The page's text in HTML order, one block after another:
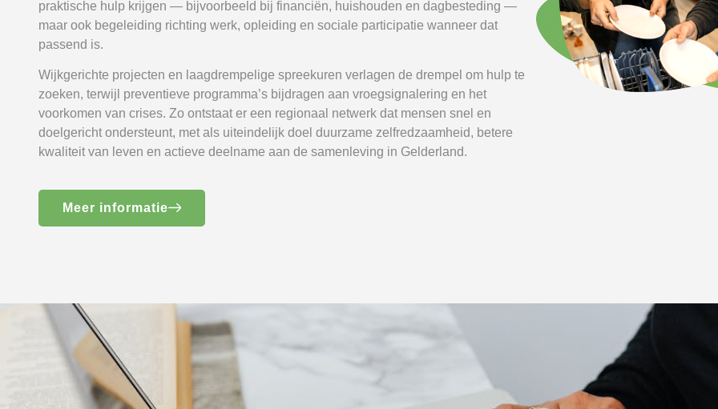
praktische hulp krijgen — bijvoorbeeld bij financiën, huishouden en dagbesteding —
maar ook begeleiding richting werk, opleiding en sociale participatie wanneer dat
passend is.
Wijkgerichte projecten en laagdrempelige spreekuren verlagen de drempel om hulp te
zoeken, terwijl preventieve programma’s bijdragen aan vroegsignalering en het
voorkomen van crises. Zo ontstaat er een regionaal netwerk dat mensen snel en
doelgericht ondersteunt, met als uiteindelijk doel duurzame zelfredzaamheid, betere
kwaliteit van leven en actieve deelname aan de samenleving in Gelderland.
Meer informatie